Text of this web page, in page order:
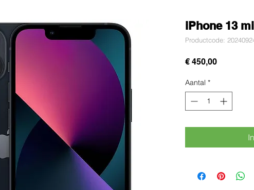
iPhone 13
Productcode:
€ 450,00Prijs
Aantal *